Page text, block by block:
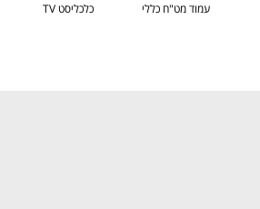
עמוד מט"ח כללי כלכליסט TV